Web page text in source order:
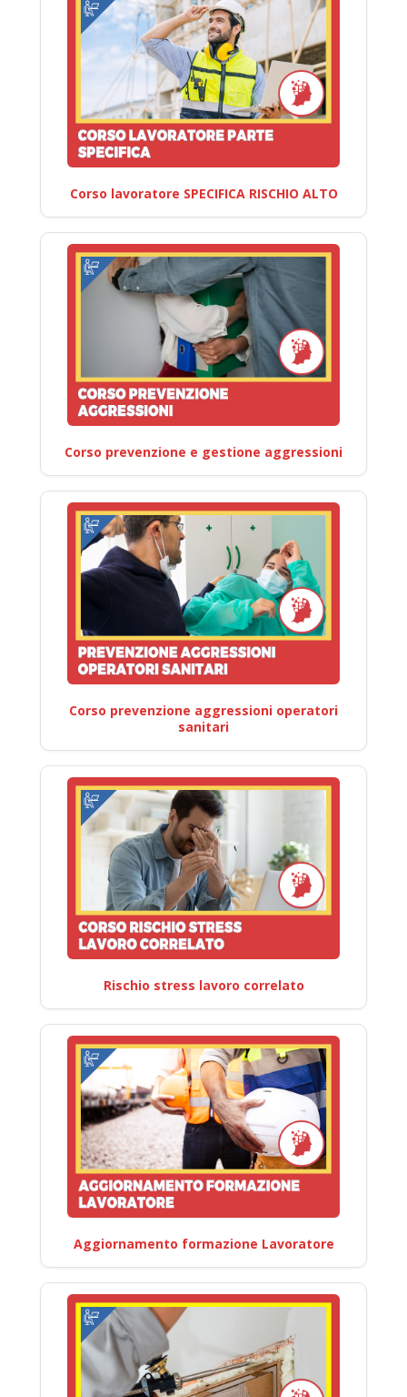
Corso lavoratore SPECIFICA RISCHIO ALTO
Corso prevenzione e gestione aggressioni
Corso prevenzione aggressioni operatori
sanitari
Rischio stress lavoro correlato
Aggiornamento formazione Lavoratore